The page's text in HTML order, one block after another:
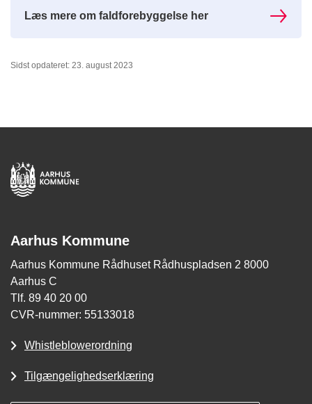
Læs mere om faldforebyggelse her
Sidst opdateret: 23. august 2023
Aarhus Kommune
Aarhus Kommune Rådhuset Rådhuspladsen 2 8000
Aarhus C
Tlf. 89 40 20 00
CVR-nummer: 55133018
Whistleblowerordning
Tilgængelighedserklæring